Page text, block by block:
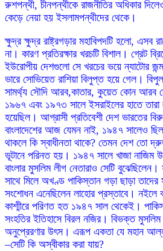
রুশপন্থী, চীনপন্থীকে রাজনীতির অধিকার
কেড়ে নেয়া হয় ইসলামপন্থীদের থেকে।
ক্ষুদ্র ক্ষুদ্র রাষ্ট্রগড়ার মহাবিপদটি হলো, এসব
না। কারণ প্রতিরক্ষার খরচটি বিশাল। গ্রেট
ইউরোপীয় দেশগুলো সে খরচের ভয়ে ন্যাটোর
ভারে সোভিয়েত রাশিয়া বিলুপ্ত হয়ে গেল।
সামর্থ্য সৌদি আরব,কাতার, কুয়েত কোন আরব
১৯৬৭ এবং ১৯৭৩ সালে ইসরাইলের হাতে তারা
হয়েছিল। আগ্রাসী প্রতিবেশী দেশ ভারতের
বাংলাদেশের আজ যেমন নাই, ১৯৪৭ সালেও
থাকলে কি স্বাধীনতা থাকে? তেমন দেশ তো দ্রুত
ভূটানে পরিনত হয়। ১৯৪৭ সালে খাজা নাজিম
বাংলার মুসলিম লীগ নেতারাও সেটি বুঝেছিলেন।
সাথে মিলে অখণ্ড পাকিস্তান গড়া ছাড়া
সংশোধন এনেছিলেন লাহোর প্রস্তাবে। নইলে
কাশ্মীরে পরিণত হত ১৯৪৭ সাল থেকেই।
সংহতির ইতিহাসে বিরল নজির। বিভক্ত
অনুপ্রেরণার উৎস। এরূপ একতা যে মহান
–সেটি কি অস্বীকার করা যায়?